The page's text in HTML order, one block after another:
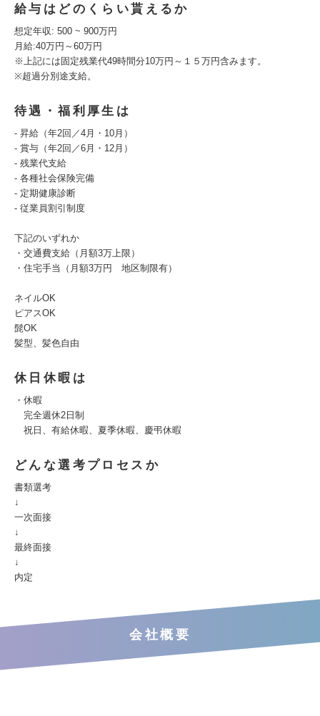
給与はどのくらい貰えるか
想定年収: 500 ~ 900万円
月給:40万円～60万円
※上記には固定残業代49時間分10万円～１５万円含みます。
※超過分別途支給。
待遇・福利厚生は
- 昇給（年2回／4月・10月）
- 賞与（年2回／6月・12月）
- 残業代支給
- 各種社会保険完備
- 定期健康診断
- 従業員割引制度
下記のいずれか
・交通費支給（月額3万上限）
・住宅手当（月額3万円 地区制限有）
ネイルOK
ピアスOK
髭OK
髪型、髪色自由
休日休暇は
・休暇
完全週休2日制
祝日、有給休暇、夏季休暇、慶弔休暇
どんな選考プロセスか
書類選考
↓
一次面接
↓
最終面接
↓
内定
会社概要